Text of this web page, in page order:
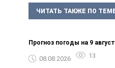
ЧИТАТЬ ТАКЖЕ ПО
Прогноз погоды на 9
08.08.2026 13